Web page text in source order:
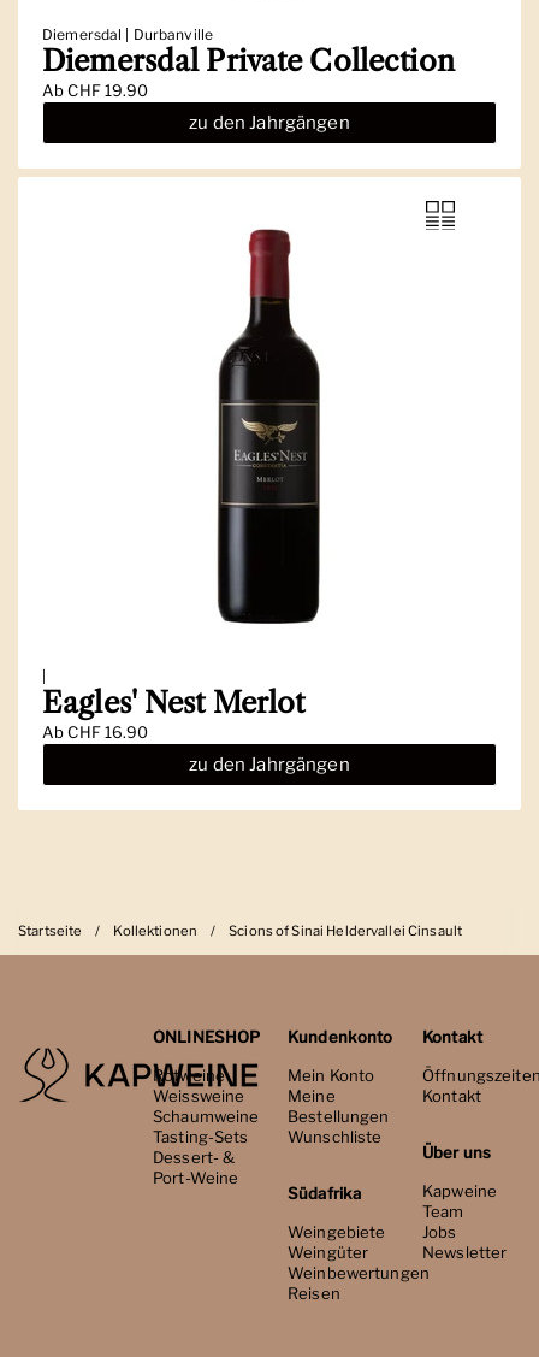
Diemersdal | Durbanville
Diemersdal Private Collection
AbCHF 19.90
zu den Jahrgängen
|
Eagles' Nest Merlot
AbCHF 16.90
zu den Jahrgängen
Startseite / Kollektionen / Scions of Sinai Heldervallei Cinsault
ONLINESHOP
Rotweine
Weissweine
Schaumweine
Tasting-Sets
Dessert- &
Port-Weine
Kundenkonto
Mein Konto
Meine
Bestellungen
Wunschliste
Südafrika
Weingebiete
Weingüter
Weinbewertungen
Reisen
Kontakt
Kontakt
Über uns
Kapweine
Team
Jobs
Newsletter